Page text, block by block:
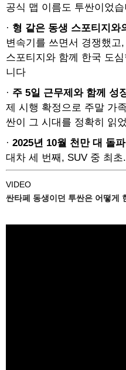
공식 맵 이름도 투싼이었
· 형 같은 동생 스포티지와
변속기를 쓰면서 경쟁했고
스포티지와 함께 한국 도
니다
· 주 5일 근무제와 함께 성
제 시행 확정으로 주말 가
싼이 그 시대를 정확히 읽
· 2025년 10월 천만 대 돌파
대차 세 번째, SUV 중 최
VIDEO
싼타페 동생이던 투싼은 어떻게